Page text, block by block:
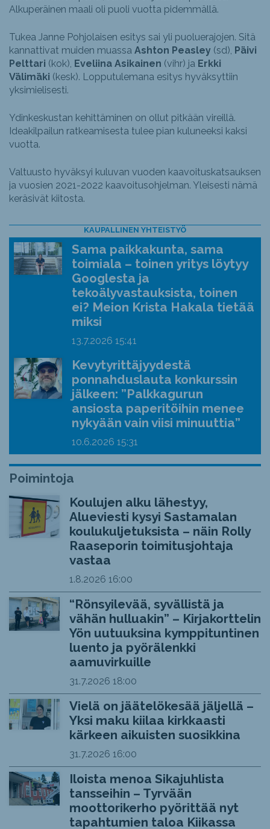
Alkuperäinen maali oli puoli vuotta pidemmällä.
Tukea Janne Pohjolaisen esitys sai yli puoluerajojen. Sitä
kannattivat muiden muassa Ashton Peasley (sd), Päivi
Pelttari (kok), Eveliina Asikainen (vihr) ja Erkki
Välimäki (kesk). Lopputulemana esitys hyväksyttiin
yksimielisesti.
Ydinkeskustan kehittäminen on ollut pitkään vireillä.
Ideakilpailun ratkeamisesta tulee pian kuluneeksi kaksi
vuotta.
Valtuusto hyväksyi kuluvan vuoden kaavoituskatsauksen
ja vuosien 2021-2022 kaavoitusohjelman. Yleisesti nämä
keräsivät kiitosta.
KAUPALLINEN YHTEISTYÖ
Sama paikkakunta, sama
toimiala – toinen yritys löytyy
Googlesta ja
tekoälyvastauksista, toinen
ei? Meion Krista Hakala tietää
miksi
13.7.2026 15:41
Kevytyrittäjyydestä
ponnahduslauta konkurssin
jälkeen: ”Palkkagurun
ansiosta paperitöihin menee
nykyään vain viisi minuuttia”
10.6.2026 15:31
Poimintoja
Koulujen alku lähestyy,
Alueviesti kysyi Sastamalan
koulukuljetuksista – näin Rolly
Raaseporin toimitusjohtaja
vastaa
1.8.2026 16:00
“Rönsyilevää, syvällistä ja
vähän hulluakin” – Kirjakorttelin
Yön uutuuksina kymppituntinen
luento ja pyörälenkki
aamuvirkuille
31.7.2026 18:00
Vielä on jäätelökesää jäljellä –
Yksi maku kiilaa kirkkaasti
kärkeen aikuisten suosikkina
31.7.2026 16:00
Iloista menoa Sikajuhlista
tansseihin – Tyrvään
moottorikerho pyörittää nyt
tapahtumien taloa Kiikassa